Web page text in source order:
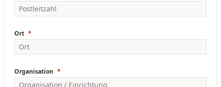
Ort
Organisation